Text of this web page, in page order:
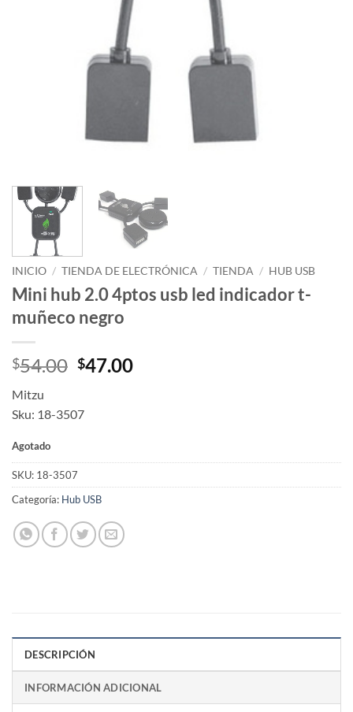
INICIO / TIENDA DE ELECTRÓNICA / TIENDA / HUB USB
Mini hub 2.0 4ptos usb led indicador t-
muñeco negro
$54.00 Original
$54.00.
$47.00Current
Mitzu
Sku: 18-3507
Agotado
SKU: 18-3507
Categoría: Hub USB
DESCRIPCIÓN
INFORMACIÓN ADICIONAL